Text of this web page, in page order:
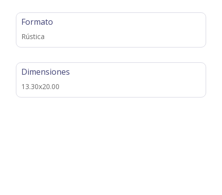
Formato
Rústica
Dimensiones
13.30x20.00